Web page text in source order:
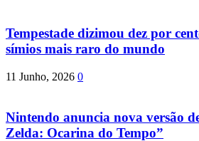
Tempestade dizimou dez por
símios mais raro do mundo
11 Junho, 2026 0
Nintendo anuncia nova versão
Zelda: Ocarina do Tempo”